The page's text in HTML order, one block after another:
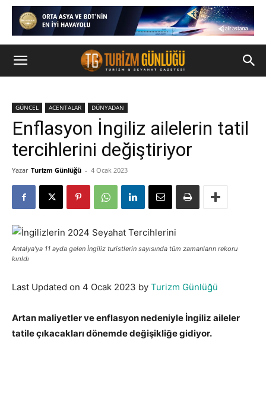
GÜNCEL ACENTALAR DÜNYADAN
Enflasyon İngiliz ailelerin tatil
tercihlerini değiştiriyor
Yazar Turizm Günlüğü - 4 Ocak 2023
Antalya'ya 11 ayda gelen İngiliz turistlerin sayısında tüm zamanların rekoru
kırıldı
Last Updated on 4 Ocak 2023 by Turizm Günlüğü
Artan maliyetler ve enflasyon nedeniyle İngiliz aileler
tatile çıkacakları dönemde değişikliğe gidiyor.